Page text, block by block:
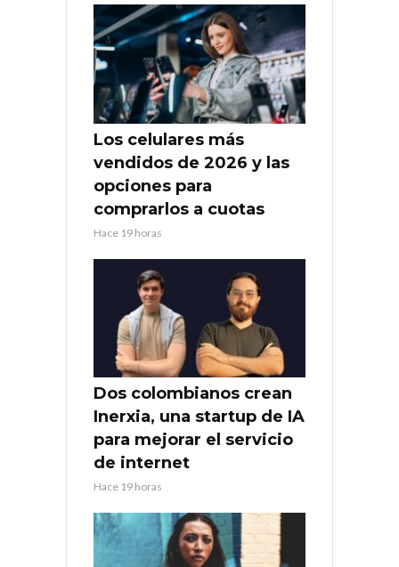
Los celulares más
vendidos de 2026 y las
opciones para
comprarlos a cuotas
Hace 19 horas
Dos colombianos crean
Inerxia, una startup de IA
para mejorar el servicio
de internet
Hace 19 horas